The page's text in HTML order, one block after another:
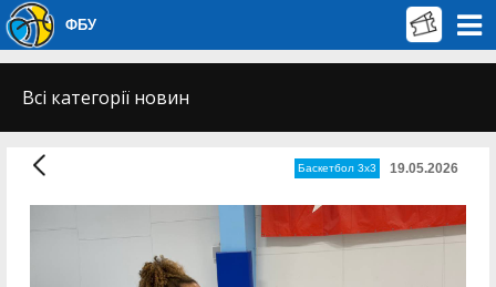
ФБУ
Всі категорії новин
Баскетбол 3х3 19.05.2026